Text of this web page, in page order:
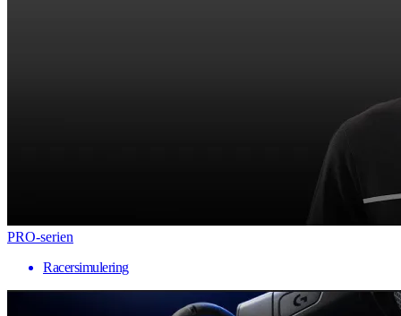
PRO-serien
Racersimulering